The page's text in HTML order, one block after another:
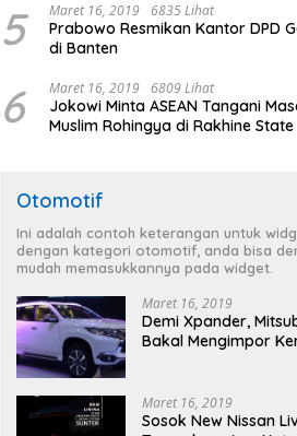
5 Maret 16, 2019 6835 Lihat
Prabowo Resmikan Kantor DPD
di Banten
6 Maret 16, 2019 6809 Lihat
Jokowi Minta ASEAN Tangani
Muslim Rohingya di Rakhine State
Otomotif
Ini adalah contoh keterangan untuk
dengan kategori otomotif, anda bisa
mudah memasukkannya pada widget.
Maret 16, 2019
Demi Xpander,
Bakal Mengimpor
Maret 16, 2019
Sosok New Nissan